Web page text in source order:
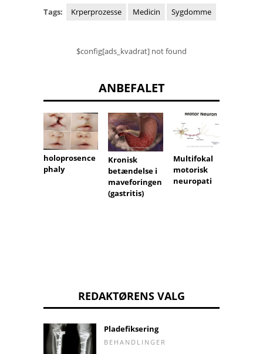
Tags: Krperprozesse Medicin Sygdomme
$config[ads_kvadrat] not found
ANBEFALET
holoprosence
phaly
Kronisk
betændelse i
maveforingen
(gastritis)
Multifokal
motorisk
neuropati
REDAKTØRENS VALG
Pladefiksering
BEHANDLINGER